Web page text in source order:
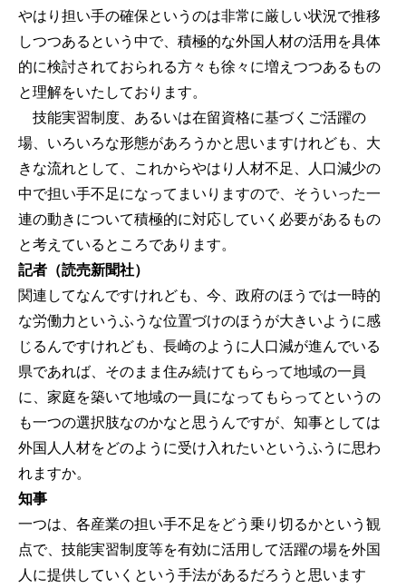
やはり担い手の確保というのは非常に厳しい状況で推移
しつつあるという中で、積極的な外国人材の活用を具体
的に検討されておられる方々も徐々に増えつつあるもの
と理解をいたしております。
技能実習制度、あるいは在留資格に基づくご活躍の
場、いろいろな形態があろうかと思いますけれども、大
きな流れとして、これからやはり人材不足、人口減少の
中で担い手不足になってまいりますので、そういった一
連の動きについて積極的に対応していく必要があるもの
と考えているところであります。
記者（読売新聞社）
関連してなんですけれども、今、政府のほうでは一時的
な労働力というふうな位置づけのほうが大きいように感
じるんですけれども、長崎のように人口減が進んでいる
県であれば、そのまま住み続けてもらって地域の一員
に、家庭を築いて地域の一員になってもらってというの
も一つの選択肢なのかなと思うんですが、知事としては
外国人人材をどのように受け入れたいというふうに思わ
れますか。
知事
一つは、各産業の担い手不足をどう乗り切るかという観
点で、技能実習制度等を有効に活用して活躍の場を外国
人に提供していくという手法があるだろうと思います